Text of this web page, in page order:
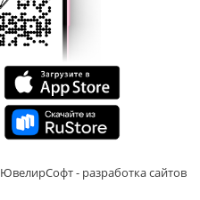
ЮвелирСофт - разработка сайтов